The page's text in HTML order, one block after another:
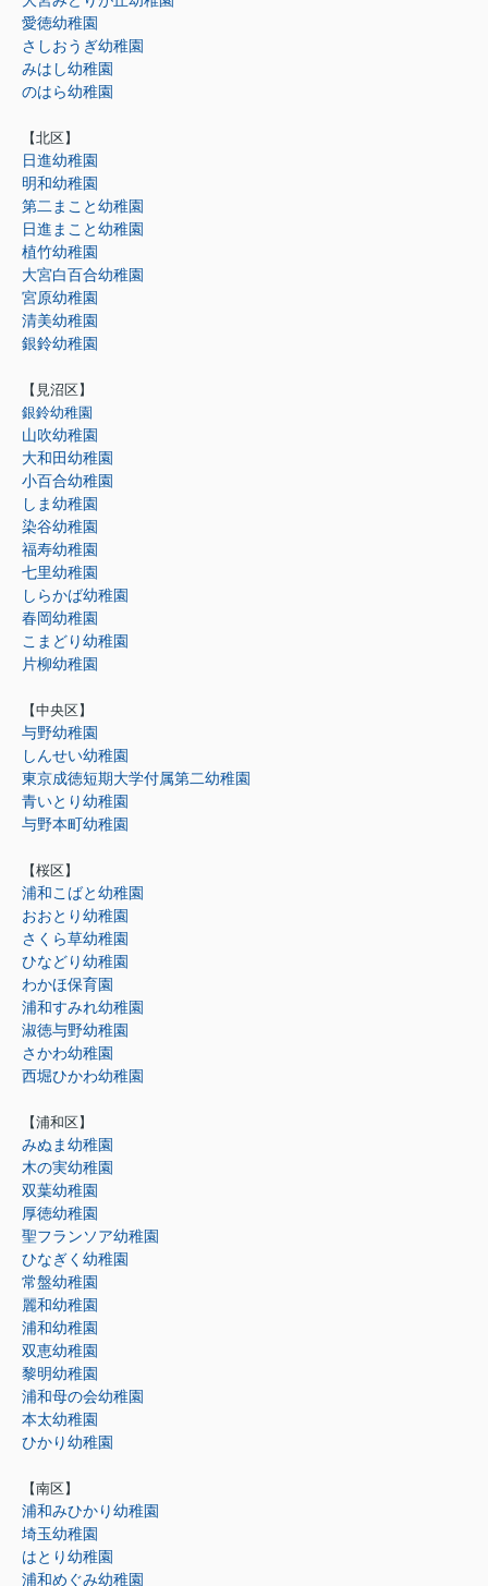
愛徳幼稚園
さしおうぎ幼稚園
みはし幼稚園
のはら幼稚園
【北区】
日進幼稚園
明和幼稚園
第二まこと幼稚園
日進まこと幼稚園
植竹幼稚園
大宮白百合幼稚園
宮原幼稚園
清美幼稚園
銀鈴幼稚園
【見沼区】
銀鈴幼稚園
山吹幼稚園
大和田幼稚園
小百合幼稚園
しま幼稚園
染谷幼稚園
福寿幼稚園
七里幼稚園
しらかば幼稚園
春岡幼稚園
こまどり幼稚園
片柳幼稚園
【中央区】
与野幼稚園
しんせい幼稚園
東京成徳短期大学付属第二幼稚園
青いとり幼稚園
与野本町幼稚園
【桜区】
浦和こばと幼稚園
おおとり幼稚園
さくら草幼稚園
ひなどり幼稚園
わかほ保育園
浦和すみれ幼稚園
淑徳与野幼稚園
さかわ幼稚園
西堀ひかわ幼稚園
【浦和区】
みぬま幼稚園
木の実幼稚園
双葉幼稚園
厚徳幼稚園
聖フランソア幼稚園
ひなぎく幼稚園
常盤幼稚園
麗和幼稚園
浦和幼稚園
双恵幼稚園
黎明幼稚園
浦和母の会幼稚園
本太幼稚園
ひかり幼稚園
【南区】
浦和みひかり幼稚園
埼玉幼稚園
はとり幼稚園
浦和めぐみ幼稚園